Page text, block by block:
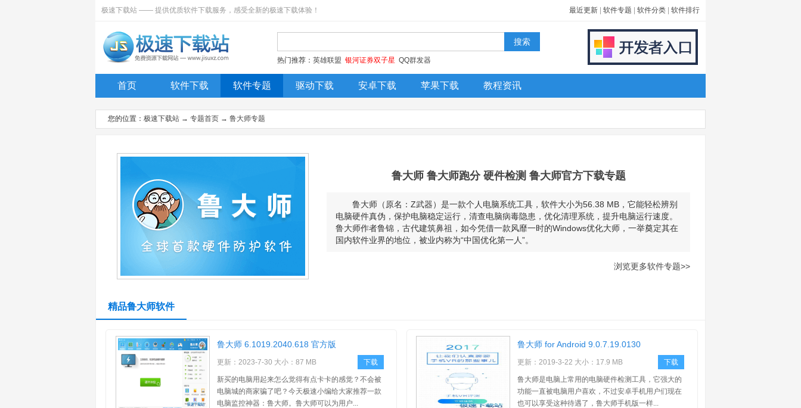
极速下载站 —— 提供优质软件下载服务，感受全新的极速下载体验！ 最近更新| 软件专题 软件分类| 软件排行
热门推荐： 英雄联盟 银河证券双子星 QQ群发器
首页 软件下载 软件专题 驱动下载 安卓下载 苹果下载 教程资讯
今日更新 排行榜
装机必备
您的位置： 极速下载站 → 专题首页 → 鲁大师专题
鲁大师 鲁大师跑分 硬件检测 鲁大师官方下载专题
鲁大师（原名：Z武器）是一款个人电脑系统工具，软件大小为56.38 MB，它能轻松辨别
电脑硬件真伪，保护电脑稳定运行，清查电脑病毒隐患，优化清理系统，提升电脑运行速度。
鲁大师作者鲁锦，古代建筑鼻祖，如今凭借一款风靡一时的Windows优化大师，一举奠定其在
国内软件业界的地位，被业内称为“中国优化第一人”。
浏览更多软件专题>>
精品鲁大师软件
鲁大师 6.1019.2040.618 官方版
下载
更新：2023-7-30 大小：87 MB
新买的电脑用起来怎么觉得有点卡卡的感觉？不会被
电脑城的商家骗了吧？今天极速小编给大家推荐一款
电脑监控神器：鲁大师。鲁大师可以为用户...
鲁大师 for Android 9.0.7.19.0130
下载
更新：2019-3-22 大小：17.9 MB
鲁大师是电脑上常用的电脑硬件检测工具，它强大的
功能一直被电脑用户喜欢，不过安卓手机用户们现在
也可以享受这种待遇了，鲁大师手机版一样...